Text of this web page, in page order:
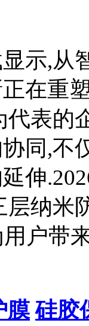
示,从
在重
代表的
同,不
伸
层纳米
户带
膜 硅胶